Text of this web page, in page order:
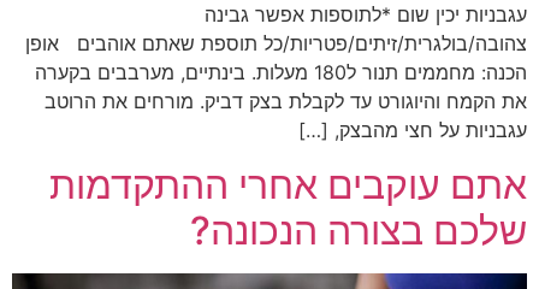
עגבניות יכין שום *לתוספות אפשר גבינה
צהובה/בולגרית/זיתים/פטריות/כל תוספת שאתם אוהבים אופן
הכנה: מחממים תנור ל180 מעלות. בינתיים, מערבבים בקערה
את הקמח והיוגורט עד לקבלת בצק דביק. מורחים את הרוטב
עגבניות על חצי מהבצק, […]
אתם עוקבים אחרי ההתקדמות
שלכם בצורה הנכונה?